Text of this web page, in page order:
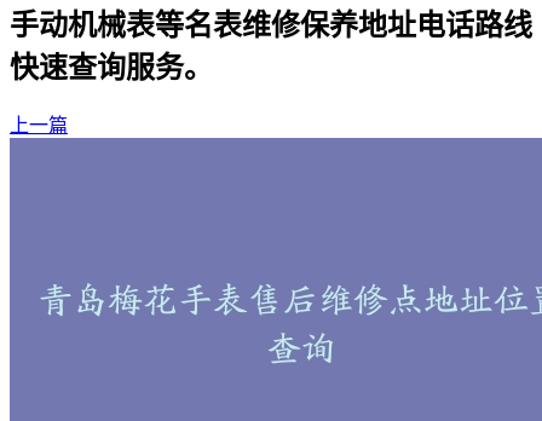
手动机械表等名表维修保养地址电话路线
快速查询服务。
上一篇